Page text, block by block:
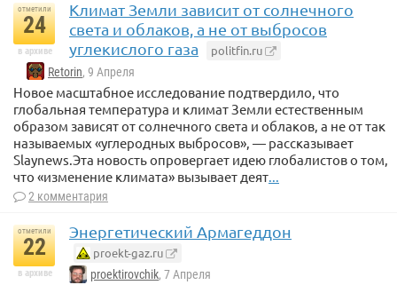
отметили
24
в архиве
Климат Земли зависит от солнечного
света и облаков, а не от выбросов
углекислого газа
politfin.ru
Retorin, 9 Апреля
Новое масштабное исследование подтвердило, что
глобальная температура и климат Земли естественным
образом зависят от солнечного света и облаков, а не от так
называемых «углеродных выбросов», — рассказывает
Slaynews.Эта новость опровергает идею глобалистов о том,
что «изменение климата» вызывает деят...
2 комментария
отметили
22
в архиве
Энергетический Армагеддон
proekt-gaz.ru
proektirovchik, 7 Апреля